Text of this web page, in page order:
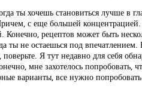
ты хочешь становиться лучше в
с еще большей
рецептов может быть
ты не остаешься под впечатлением.
Я тут недавно для себя
мне захотелось попробовать,
варианты, все нужно